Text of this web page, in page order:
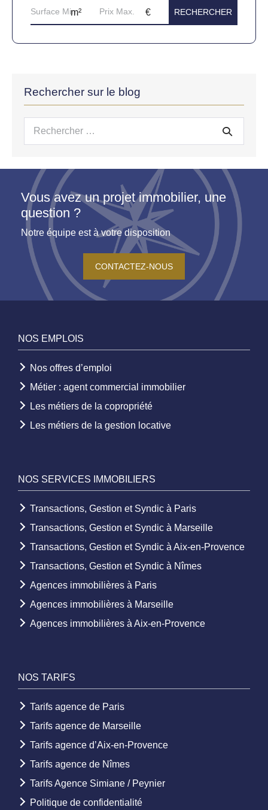
Rechercher sur le blog
Recherche
Vous avez un projet immobilier, une
question ?
Notre équipe est à votre disposition
CONTACTEZ-NOUS
NOS EMPLOIS
Nos offres d’emploi
Métier : agent commercial immobilier
Les métiers de la copropriété
Les métiers de la gestion locative
NOS SERVICES IMMOBILIERS
Transactions, Gestion et Syndic à Paris
Transactions, Gestion et Syndic à Marseille
Transactions, Gestion et Syndic à Aix-en-Provence
Transactions, Gestion et Syndic à Nîmes
Agences immobilières à Paris
Agences immobilières à Marseille
Agences immobilières à Aix-en-Provence
NOS TARIFS
Tarifs agence de Paris
Tarifs agence de Marseille
Tarifs agence d’Aix-en-Provence
Tarifs agence de Nîmes
Tarifs Agence Simiane / Peynier
Politique de confidentialité